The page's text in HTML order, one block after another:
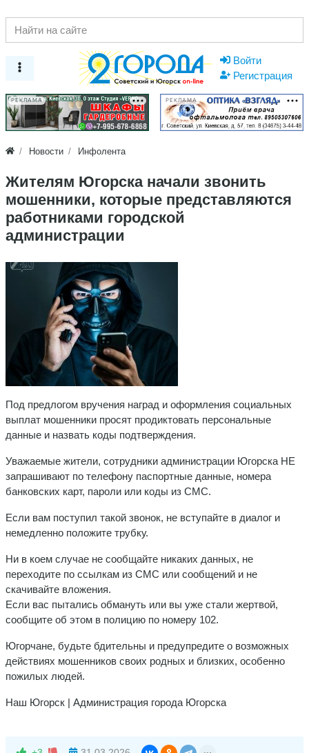
Войти
Регистрация
РЕКЛАМА РЕКЛАМА
Новости Инфолента
Жителям Югорска начали звонить
мошенники, которые представляются
работниками городской
администрации
Под предлогом вручения наград и оформления социальных
выплат мошенники просят продиктовать персональные
данные и назвать коды подтверждения.
Уважаемые жители, сотрудники администрации Югорска НЕ
запрашивают по телефону паспортные данные, номера
банковских карт, пароли или коды из СМС.
Если вам поступил такой звонок, не вступайте в диалог и
немедленно положите трубку.
Ни в коем случае не сообщайте никаких данных, не
переходите по ссылкам из СМС или сообщений и не
скачивайте вложения.
Если вас пытались обмануть или вы уже стали жертвой,
сообщите об этом в полицию по номеру 102.
Югорчане, будьте бдительны и предупредите о возможных
действиях мошенников своих родных и близких, особенно
пожилых людей.
Наш Югорск | Администрация города Югорска